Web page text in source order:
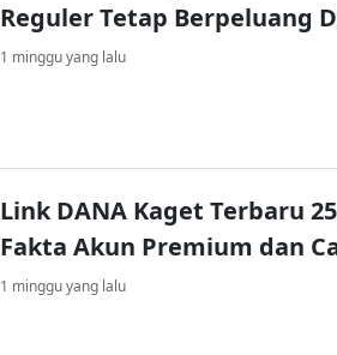
Reguler Tetap Berpeluang
1 minggu yang lalu
Link DANA Kaget Terbaru
Fakta Akun Premium dan
1 minggu yang lalu